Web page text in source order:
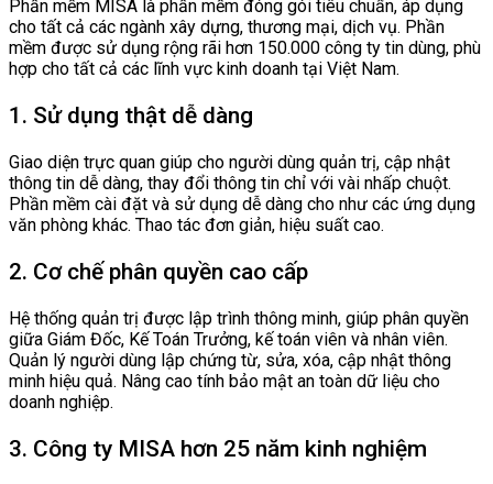
Phần mềm MISA là phần mềm đóng gói tiêu chuẩn, áp dụng
cho tất cả các ngành xây dựng, thương mại, dịch vụ. Phần
mềm được sử dụng rộng rãi hơn 150.000 công ty tin dùng, phù
hợp cho tất cả các lĩnh vực kinh doanh tại Việt Nam.
1. Sử dụng thật dễ dàng
Giao diện trực quan giúp cho người dùng quản trị, cập nhật
thông tin dễ dàng, thay đổi thông tin chỉ với vài nhấp chuột.
Phần mềm cài đặt và sử dụng dễ dàng cho như các ứng dụng
văn phòng khác. Thao tác đơn giản, hiệu suất cao.
2. Cơ chế phân quyền cao cấp
Hệ thống quản trị được lập trình thông minh, giúp phân quyền
giữa Giám Đốc, Kế Toán Trưởng, kế toán viên và nhân viên.
Quản lý người dùng lập chứng từ, sửa, xóa, cập nhật thông
minh hiệu quả. Nâng cao tính bảo mật an toàn dữ liệu cho
doanh nghiệp.
3. Công ty MISA hơn 25 năm kinh nghiệm